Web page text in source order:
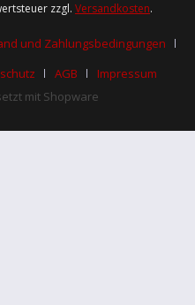
zzgl. Versandkosten.
und Zahlungsbedingungen
AGB
Impressum
mit Shopware